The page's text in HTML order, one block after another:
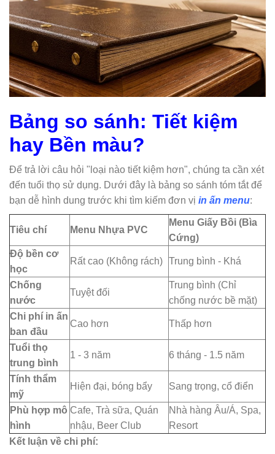
Bảng so sánh: Tiết kiệm
hay Bền màu?
Để trả lời câu hỏi "loại nào tiết kiệm hơn", chúng ta cần xét
đến tuổi thọ sử dụng. Dưới đây là bảng so sánh tóm tắt để
bạn dễ hình dung trước khi tìm kiếm đơn vị in ấn menu:
Tiêu chí Menu Nhựa PVC
Menu Giấy Bồi (Bìa
Cứng)
Độ bền cơ
học
Rất cao (Không rách) Trung bình - Khá
Chống
nước
Tuyệt đối
Trung bình (Chỉ
chống nước bề mặt)
Chi phí in ấn
ban đầu
Cao hơn Thấp hơn
Tuổi thọ
trung bình
1 - 3 năm 6 tháng - 1.5 năm
Tính thẩm
mỹ
Hiện đại, bóng bẩy Sang trọng, cổ điển
Phù hợp mô
hình
Cafe, Trà sữa, Quán
nhậu, Beer Club
Nhà hàng Âu/Á, Spa,
Resort
Kết luận về chi phí: